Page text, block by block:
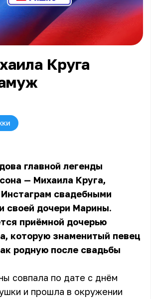
Круга
главной легенды
— Михаила Круга,
свадебными
своей дочери Марины.
приёмной дочерью
которую знаменитый певец
родную после свадьбы
совпала по дате с днём
и прошла в окружении